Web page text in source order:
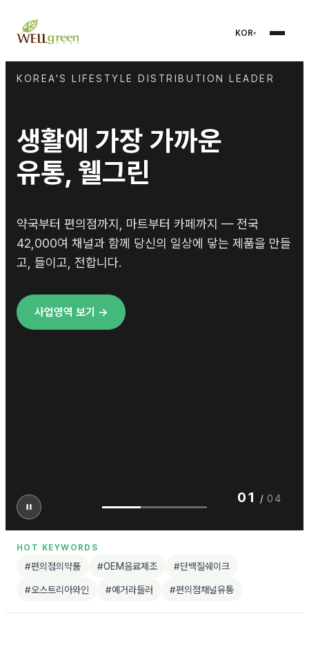
KOR
KOREA'S LIFESTYLE DISTRIBUTION LEADER
생활에 가장 가까운
유통, 웰그린
약국부터 편의점까지, 마트부터 카페까지 — 전국
42,000여 채널과 함께 당신의 일상에 닿는 제품을 만들
고, 들이고, 전합니다.
사업영역 보기 →
01 / 04
HOT KEYWORDS
#편의점의약품 #OEM음료제조 #단백질쉐이크
#오스트리아와인 #예거라들러 #편의점채널유통